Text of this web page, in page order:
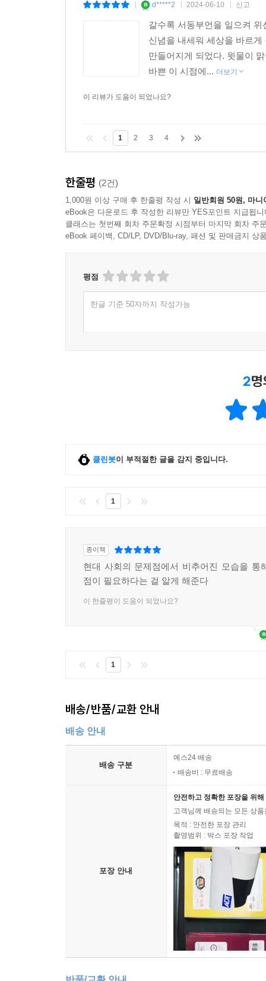
d*****2 2024-06-10 신고
갈수록 서동부언을 일으켜
신념을 내세워 세상을 바르
만들어지게 되었다. 윗물이
바쁜 이 시점에... 더보기
이 리뷰가 도움이 되었나요?
1 2 3 4
한줄평 (2건)
1,000원 이상 구매 후 한줄평 작성 시 일반회원 50원, 마니
eBook은 다운로드 후 작성한 리뷰만 YES포인트 지급됩니
클래스는 첫번째 회차 주문확정 시점부터 마지막 회차 주
eBook 페이백, CD/LP, DVD/Blu-ray, 패션 및 판매금지 상
평점
한글 기준 50자까지 작성가능
2
클린봇이 부적절한 글을 감지 중입니다.
1
종이책
현대 사회의 문제점에서 비추어진 모습을 통
점이 필요하다는 걸 알게 해준다
이 한줄평이 도움이 되었나요?
1
배송/반품/교환 안내
배송 안내
배송 구분
예스24 배송
배송비 : 무료배송
포장 안내
안전하고 정확한 포장을 위
고객님께 배송되는 모든 상
목적 : 안전한 포장 관리
촬영범위 : 박스 포장 작업